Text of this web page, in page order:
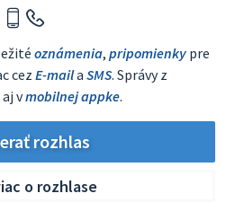
oznámenia, pripomienky pre
cez E-maila SMS. Správy z
vmobilnej appke.
rozhlas
o rozhlase